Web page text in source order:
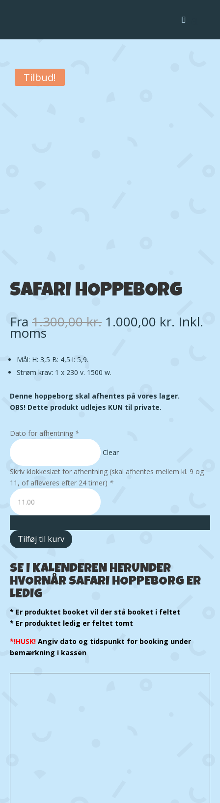
Tilbud!
SAFARI HOPPEBORG
Fra 1.300,00kr. Den
oprindelige
1.000,00 kr. Den
aktuelle
Inkl.
moms
Mål: H: 3,5 B: 4,5 l: 5,9.
Strøm krav: 1 x 230 v. 1500 w.
Denne hoppeborg skal afhentes på vores lager.
OBS! Dette produkt udlejes KUN til private.
Dato for afhentning *
Clear
Skriv klokkeslæt for afhentning (skal afhentes mellem kl. 9 og
11, of afleveres efter 24 timer) *
Tilføj til kurv
SE I KALENDEREN HERUNDER
HVORNÅR SAFARI HOPPEBORG ER
LEDIG
* Er produktet booket vil der stå booket i feltet
* Er produktet ledig er feltet tomt
*!HUSK! Angiv dato og tidspunkt for booking under
bemærkning i kassen